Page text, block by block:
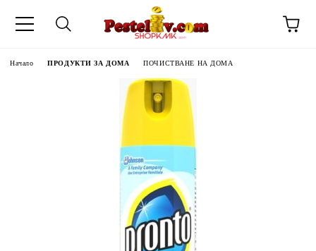
Начало ПРОДУКТИ ЗА ДОМА ПОЧИСТВАНЕ НА ДОМА